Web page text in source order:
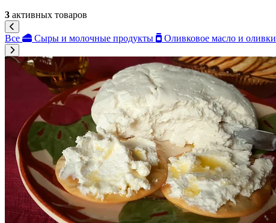
3 активных товаров
Все Сыры и молочные продукты Оливковое масло и оливки